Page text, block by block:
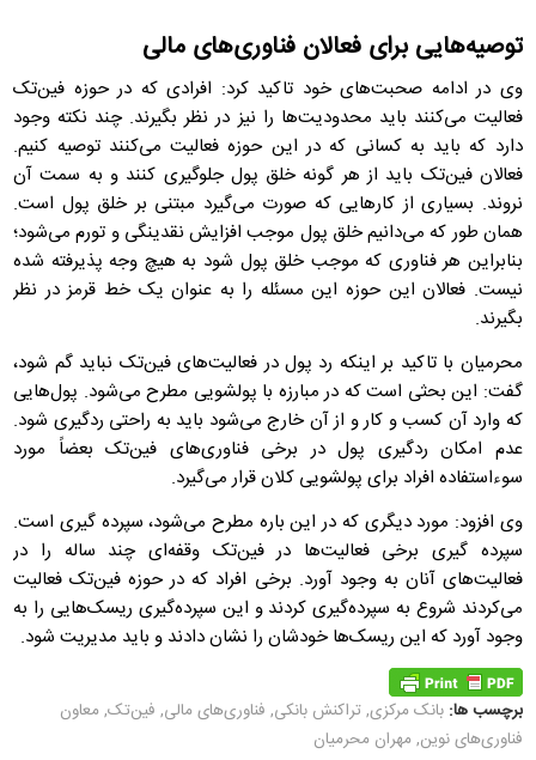
توصیه‌هایی برای فعالان فناوری‌های مالی
وی در ادامه صحبت‌های خود تاکید کرد: افرادی که در حوزه فین‌تک
فعالیت می‌کنند باید محدودیت‌ها را نیز در نظر بگیرند. چند نکته وجود
دارد که باید به کسانی که در این حوزه فعالیت می‌کنند توصیه کنیم.
فعالان فین‌تک باید از هر گونه خلق پول جلوگیری کنند و به سمت آن
نروند. بسیاری از کارهایی که صورت می‌گیرد مبتنی بر خلق پول است.
همان طور که می‌دانیم خلق پول موجب افزایش نقدینگی و تورم می‌شود؛
بنابراین هر فناوری که موجب خلق پول شود به هیچ وجه پذیرفته شده
نیست. فعالان این حوزه این مسئله را به عنوان یک خط قرمز در نظر
بگیرند.
محرمیان با تاکید بر اینکه رد پول در فعالیت‌های فین‌تک نباید گم شود،
گفت: این بحثی است که در مبارزه با پولشویی مطرح می‌شود. پول‌هایی
که وارد آن کسب و کار و از آن خارج می‌شود باید به راحتی ردگیری شود.
عدم امکان ردگیری پول در برخی فناوری‌های فین‌تک بعضاً مورد
سوءاستفاده افراد برای پولشویی کلان قرار می‌گیرد.
وی افزود: مورد دیگری که در این باره مطرح می‌شود، سپرده گیری است.
سپرده گیری برخی فعالیت‌ها در فین‌تک وقفه‌ای چند ساله را در
فعالیت‌های آنان به وجود آورد. برخی افراد که در حوزه فین‌تک فعالیت
می‌کردند شروع به سپرده‌گیری کردند و این سپرده‌گیری ریسک‌هایی را به
وجود آورد که این ریسک‌ها خودشان را نشان دادند و باید مدیریت شود.
برچسب ها: بانک مرکزی,تراکنش بانکی, فناوری‌های مالی, فین‌تک, معاون
فناوری‌های نوین, مهران محرمیان